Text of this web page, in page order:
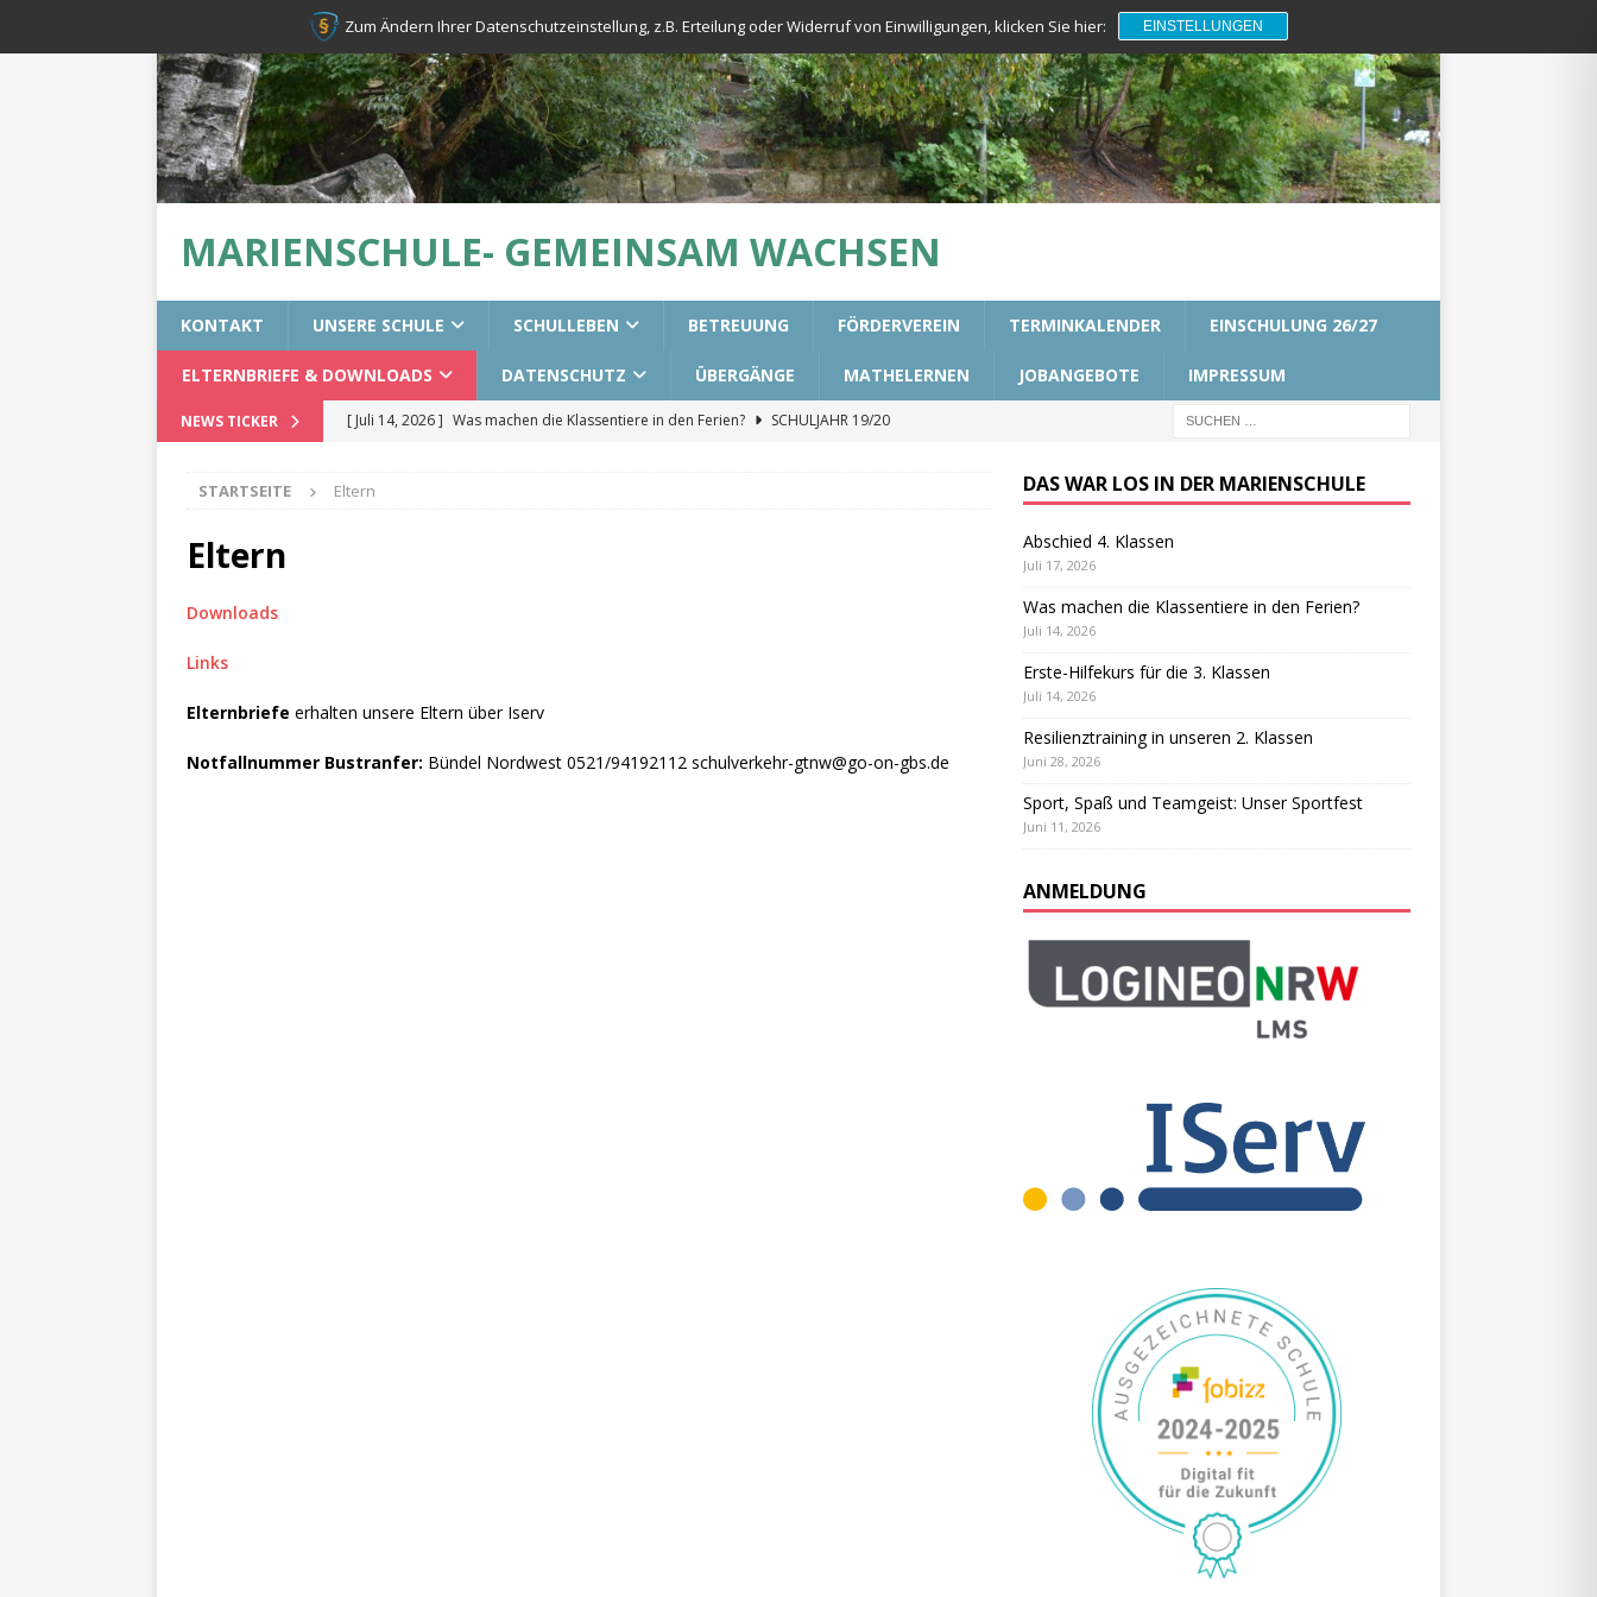
MARIENSCHULE- GEMEINSAM WACHSEN
KONTAKT UNSERE SCHULE SCHULLEBEN BETREUUNG FÖRDERVEREIN TERMINKALENDER EINSCHULUNG 26/27
ELTERNBRIEFE & DOWNLOADS DATENSCHUTZ ÜBERGÄNGE MATHELERNEN JOBANGEBOTE IMPRESSUM
NEWS TICKER [ Juli 14, 2026 ] Was machen die Klassentiere in den Ferien?
SCHULJAHR 19/20
[ Juni 28, 2026 ]
STARTSEITE Eltern
Eltern
Downloads
Links
Elternbriefe erhalten unsere Eltern über Iserv
Notfallnummer Bustranfer: Bündel Nordwest 0521/94192112 schulverkehr-gtnw@go-on-gbs.de
DAS WAR LOS IN DER MARIENSCHULE
Abschied 4. Klassen
Juli 17, 2026
Was machen die Klassentiere in den Ferien?
Juli 14, 2026
Erste-Hilfekurs für die 3. Klassen
Juli 14, 2026
Resilienztraining in unseren 2. Klassen
Juni 28, 2026
Sport, Spaß und Teamgeist: Unser Sportfest
Juni 11, 2026
ANMELDUNG
Zum Ändern Ihrer Datenschutzeinstellung, z.B. Erteilung oder Widerruf von Einwilligungen, klicken Sie hier: EINSTELLUNGEN